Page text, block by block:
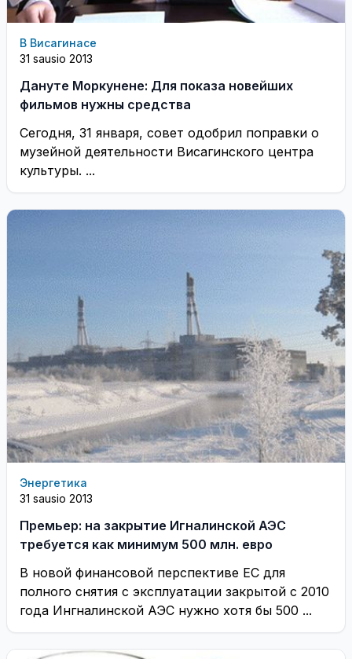
В Висагинасе
31 sausio 2013
Дануте Моркунене: Для показа новейших
фильмов нужны средства
Cегодня, 31 января, совет одобрил поправки о
музейной деятельности Висагинского центра
культуры. ...
Энергетика
31 sausio 2013
Премьер: на закрытие Игналинской АЭС
требуется как минимум 500 млн. евро
В новой финансовой перспективе ЕС для
полного снятия с эксплуатации закрытой с 2010
года Ингналинской АЭС нужно хотя бы 500 ...